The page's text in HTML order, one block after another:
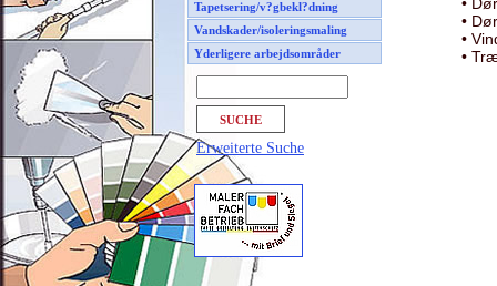
Tapetsering/v?gbekl?dning
Vandskader/isoleringsmaling
Yderligere arbejdsområder
Erweiterte Suche
•
•
•